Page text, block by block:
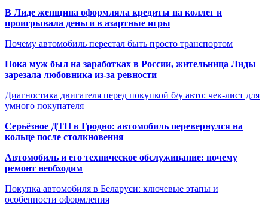
В Лиде женщина оформляла кредиты на коллег и
проигрывала деньги в азартные игры
Почему автомобиль перестал быть просто транспортом
Пока муж был на заработках в России, жительница Лиды
зарезала любовника из-за ревности
Диагностика двигателя перед покупкой б/у авто: чек-лист для
умного покупателя
Серьёзное ДТП в Гродно: автомобиль перевернулся на
кольце после столкновения
Автомобиль и его техническое обслуживание: почему
ремонт необходим
Покупка автомобиля в Беларуси: ключевые этапы и
особенности оформления